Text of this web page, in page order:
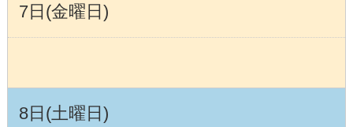
7日(金曜日)
8日(土曜日)